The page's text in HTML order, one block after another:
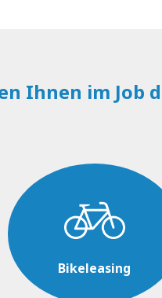
Ihnen im Job
Bikeleasing